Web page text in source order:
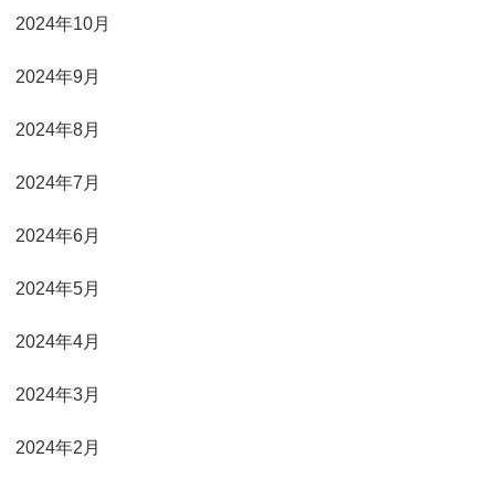
2024年10月
2024年9月
2024年8月
2024年7月
2024年6月
2024年5月
2024年4月
2024年3月
2024年2月